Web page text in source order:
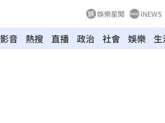
娛樂星聞 iNEWS
影音 熱搜 直播 政治 社會 娛樂